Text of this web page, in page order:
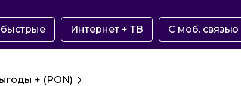
Интернет + ТВ С моб. связью
+ (PON)